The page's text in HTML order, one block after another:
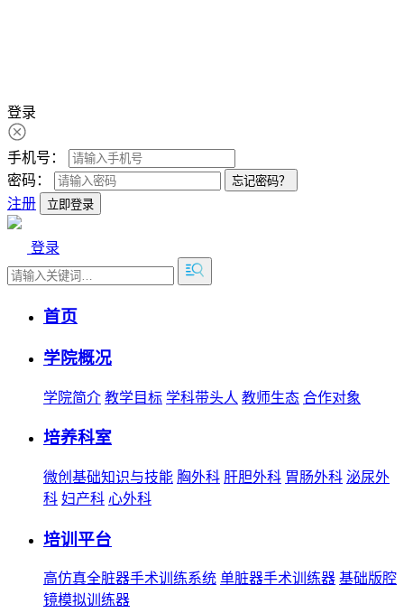
登录
手机号：
密码：
忘记密码？
注册 立即登录
登录
首页
学院概况
学院简介 教学目标 学科带头人 教师生态 合作对象
培养科室
微创基础知识与技能 胸外科 肝胆外科 胃肠外科 泌尿外
科 妇产科 心外科
培训平台
高仿真全脏器手术训练系统 单脏器手术训练器 基础版腔
镜模拟训练器